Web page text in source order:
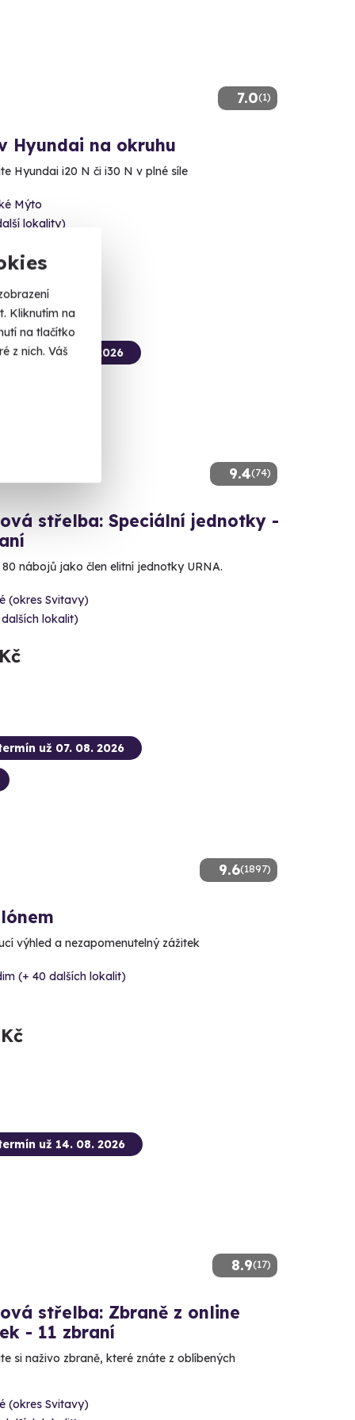
Kliknutím na
na tlačítko
z nich. Váš
7.0(1)
Hyundai na okruhu
Hyundai i20 N či i30 N v plné síle
Mýto
lokality)
9.4(74)
už 12. 08. 2026
střelba: Speciální jednotky -
nábojů jako člen elitní jednotky URNA.
(okres Svitavy)
lokalit)
9.6(1897)
už 07. 08. 2026
výhled a nezapomenutelný zážitek
(+ 40 dalších lokalit)
8.9(17)
už 14. 08. 2026
střelba: Zbraně z online
- 11 zbraní
si naživo zbraně, které znáte z oblíbených
(okres Svitavy)